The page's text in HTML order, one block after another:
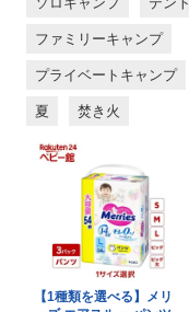
ファミリーキャンプ
プライベートキャンプ
夏 焚き火